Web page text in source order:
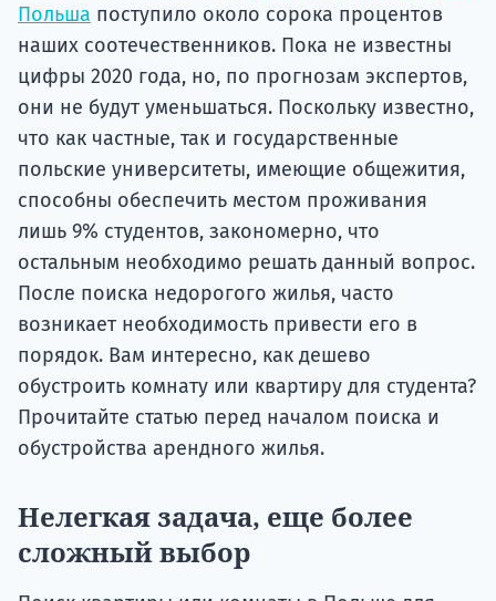
Польша поступило около сорока процентов
наших соотечественников. Пока не известны
цифры 2020 года, но, по прогнозам экспертов,
они не будут уменьшаться. Поскольку известно,
что как частные, так и государственные
польские университеты, имеющие общежития,
способны обеспечить местом проживания
лишь 9% студентов, закономерно, что
остальным необходимо решать данный вопрос.
После поиска недорогого жилья, часто
возникает необходимость привести его в
порядок. Вам интересно, как дешево
обустроить комнату или квартиру для студента?
Прочитайте статью перед началом поиска и
обустройства арендного жилья.
Нелегкая задача, еще более
сложный выбор